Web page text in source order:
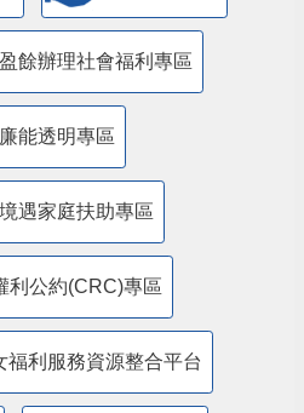
餘辦理社會福利專區
廉能透明專區
遇家庭扶助專區
利公約(CRC)專區
福利服務資源整合平台